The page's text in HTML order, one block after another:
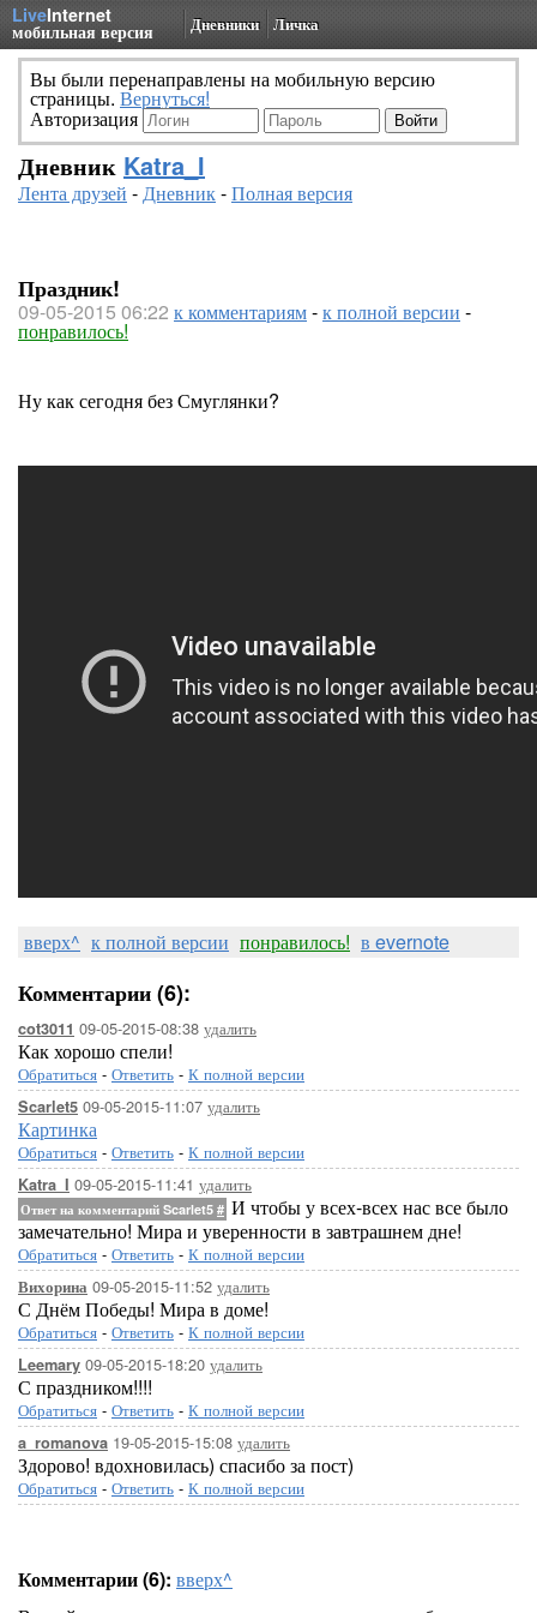
LiveInternet
мобильная версия Дневники Личка
Вы были перенаправлены на мобильную версию
страницы. Вернуться!
Авторизация
Дневник Katra_I
Лента друзей -Дневник-Полная версия
Праздник!
09-05-2015 06:22 к комментариям-к полной версии -
понравилось!
Ну как сегодня без Смуглянки?
вверх^ к полной версии понравилось! в evernote
Комментарии (6):
cot3011 09-05-2015-08:38 удалить
Как хорошо спели!
Обратиться - Ответить - К полной версии
Scarlet5 09-05-2015-11:07 удалить
Картинка
Обратиться - Ответить - К полной версии
Katra_I 09-05-2015-11:41 удалить
Ответ на комментарий Scarlet5 # И чтобы у всех-всех нас все было
замечательно! Мира и уверенности в завтрашнем дне!
Обратиться - Ответить - К полной версии
Вихорина 09-05-2015-11:52 удалить
С Днём Победы! Мира в доме!
Обратиться - Ответить - К полной версии
Leemary 09-05-2015-18:20 удалить
С праздником!!!!
Обратиться - Ответить - К полной версии
a_romanova 19-05-2015-15:08 удалить
Здорово! вдохновилась) спасибо за пост)
Обратиться - Ответить - К полной версии
Комментарии (6): вверх^